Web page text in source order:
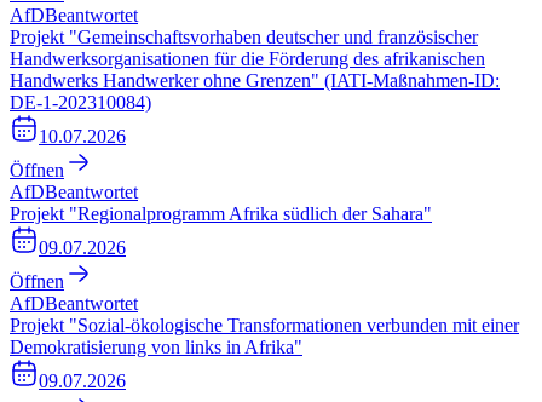
AfDBeantwortet
Projekt "Gemeinschaftsvorhaben deutscher und französischer
Handwerksorganisationen für die Förderung des afrikanischen
Handwerks Handwerker ohne Grenzen" (IATI-Maßnahmen-ID:
DE-1-202310084)
10.07.2026
Öffnen
AfDBeantwortet
Projekt "Regionalprogramm Afrika südlich der Sahara"
09.07.2026
Öffnen
AfDBeantwortet
Projekt "Sozial-ökologische Transformationen verbunden mit einer
Demokratisierung von links in Afrika"
09.07.2026